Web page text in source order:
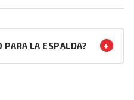
PARA LA ESPALDA? +